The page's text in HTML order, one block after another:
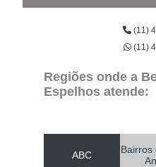
(11)
(11)
Regiões onde a
Espelhos atende:
ABC
Bairros